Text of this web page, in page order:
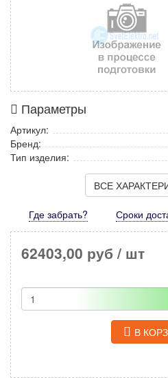
Параметры
Артикул:
Бренд:
Тип изделия:
ВСЕ
Где забрать? Сроки
62403,00 руб / шт
В